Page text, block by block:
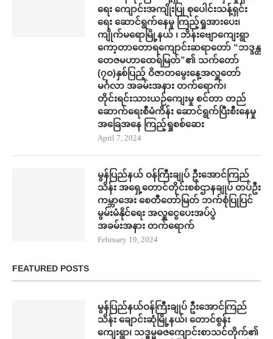
ရေး ကျောင်းအကျိုးပြု စု​ပေါင်းသန့်ရှင်း​
ရေး ​ဆောင်ရွက်နေမှု ကြည့်ရှုအား​ပေး၊
ကျိုက်မရောမြို့နယ် ၊ ဘိန်းဗျောကျေးရွာ
ကော့တာတောရကျောင်းဆရာတော် “ဘဒ္ဒန္တ
တေဇမဟာထေရ်မြတ်”၏ သက်တော်
(၇ဝ)နှစ်ပြည့် ဝိဇာတမွေးနေ့အလှူတော်
မင်္ဂလာ အခမ်းအနား တက်​ရောက်၊
တိုင်းရင်းသားယဉ်ကျေးမှု စင်တာ တည်​
ဆောက်​ရေးစီမံကိန်း ​ဆောင်ရွက်ပြီးစီး​နေမှု
အ​ခြေအ​နေ ကြည့်ရှုစစ်​ဆေး
April 7, 2024
မွန်ပြည်နယ် ဝန်ကြီးချုပ် ဦး​အောင်ကြည်
သိန်း အရှေ့တောင်တိုင်းစစ်ဌာနချုပ် တပ်ဦး
ကမ္ဘာ​အေး စေတီ​တော်မြတ် ဘက်စုံပြုပြင်
မွမ်းမံနိုင်​ရေး အလှူ​ငွေ​ပေးအပ်ပွဲ
အခမ်းအနား တက်​ရောက်
February 19, 2024
FEATURED POSTS
မွန်ပြည်နယ်ဝန်ကြီးချုပ် ဦးအောင်ကြည်
သိန်း ချောင်းဆုံမြို့နယ်၊ တောင်စွန်း
ကျေးရွာ၊ သဒ္ဓမ္မဓဇကျောင်းစာသင်တိုက်၏